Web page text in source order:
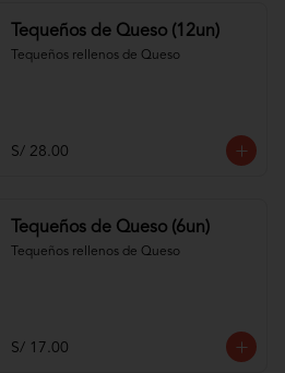
Tequeños de Queso (12un)
Tequeños rellenos de Queso
S/ 28.00
Tequeños de Queso (6un)
Tequeños rellenos de Queso
S/ 17.00